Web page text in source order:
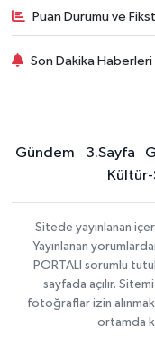
Puan Durumu ve
Son Dakika Haberleri
Gündem 3.Sayfa
Sitede yayınlanan
Yayınlanan
PORTALI sorumlu
sayfada açılır.
fotoğraflar izin
ortamda